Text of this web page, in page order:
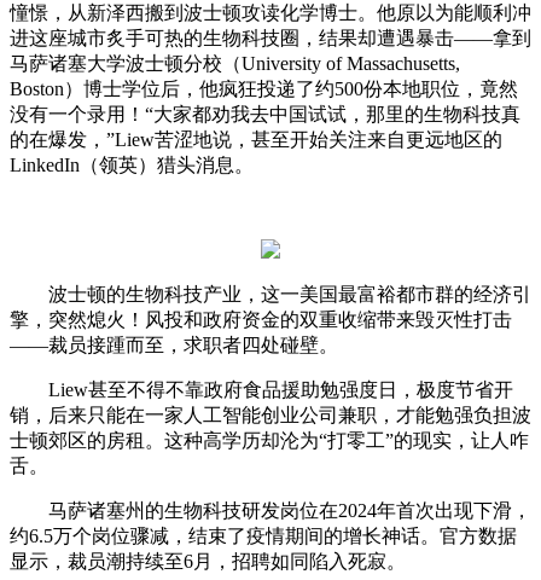
憧憬，从新泽西搬到波士顿攻读化学博士。他原以为能顺利冲
进这座城市炙手可热的生物科技圈，结果却遭遇暴击——拿到
马萨诸塞大学波士顿分校（University of Massachusetts,
Boston）博士学位后，他疯狂投递了约500份本地职位，竟然
没有一个录用！“大家都劝我去中国试试，那里的生物科技真
的在爆发，”Liew苦涩地说，甚至开始关注来自更远地区的
LinkedIn（领英）猎头消息。
波士顿的生物科技产业，这一美国最富裕都市群的经济引
擎，突然熄火！风投和政府资金的双重收缩带来毁灭性打击
——裁员接踵而至，求职者四处碰壁。
Liew甚至不得不靠政府食品援助勉强度日，极度节省开
销，后来只能在一家人工智能创业公司兼职，才能勉强负担波
士顿郊区的房租。这种高学历却沦为“打零工”的现实，让人咋
舌。
马萨诸塞州的生物科技研发岗位在2024年首次出现下滑，
约6.5万个岗位骤减，结束了疫情期间的增长神话。官方数据
显示，裁员潮持续至6月，招聘如同陷入死寂。